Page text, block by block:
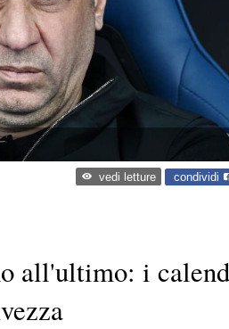
vedi letture condividi
all'ultimo: i